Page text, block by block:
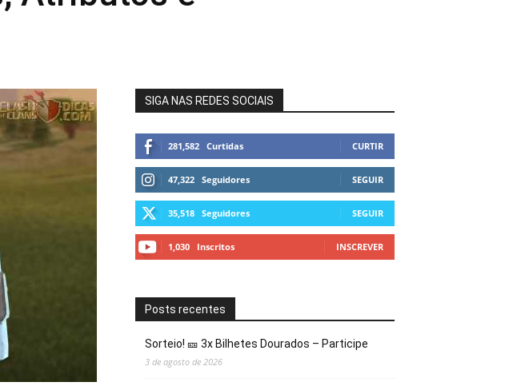
SIGA NAS REDES SOCIAIS
281,582 Curtidas CURTIR
47,322 Seguidores SEGUIR
35,518 Seguidores SEGUIR
1,030 Inscritos INSCREVER
Posts recentes
Sorteio! 🎫 3x Bilhetes Dourados – Participe
3 de agosto de 2026